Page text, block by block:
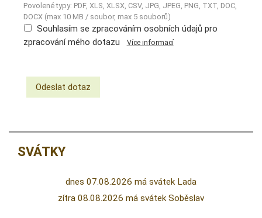
Povolené typy: PDF, XLS, XLSX, CSV, JPG, JPEG, PNG, TXT, DOC,
DOCX (max 10 MB / soubor, max 5 souborů)
Souhlasím se zpracováním osobních údajů pro
zpracování mého dotazu
Více informací
SVÁTKY
dnes 07.08.2026 má svátek Lada
zítra 08.08.2026 má svátek Soběslav